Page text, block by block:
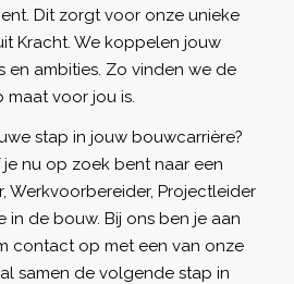
Dit zorgt voor onze unieke
Kracht. We koppelen jouw
en ambities. Zo vinden we de
voor jou is.
stap in jouw bouwcarrière?
nu op zoek bent naar een
Werkvoorbereider, Projectleider
in de bouw. Bij ons ben je aan
contact op met een van onze
samen de volgende stap in